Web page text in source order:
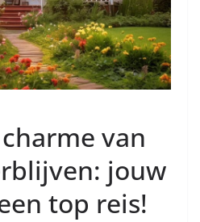
van
jouw
top reis!